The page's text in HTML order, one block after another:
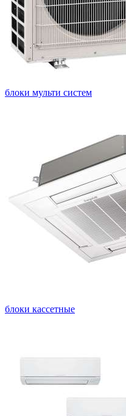
блоки мульти систем
блоки кассетные